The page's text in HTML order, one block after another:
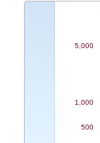
500
1,000
5,000